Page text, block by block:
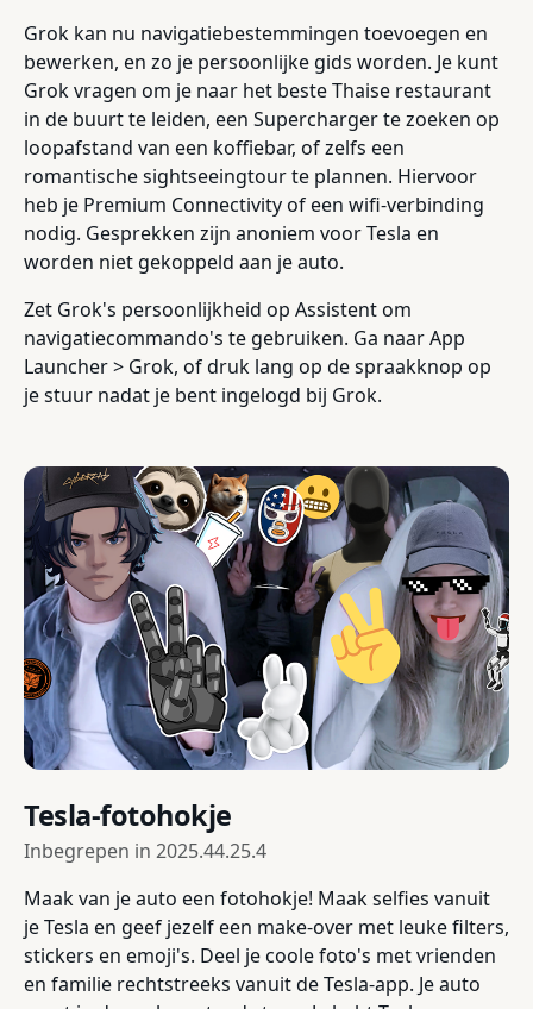
Grok kan nu navigatiebestemmingen toevoegen en
bewerken, en zo je persoonlijke gids worden. Je kunt
Grok vragen om je naar het beste Thaise restaurant
in de buurt te leiden, een Supercharger te zoeken op
loopafstand van een koffiebar, of zelfs een
romantische sightseeingtour te plannen. Hiervoor
heb je Premium Connectivity of een wifi-verbinding
nodig. Gesprekken zijn anoniem voor Tesla en
worden niet gekoppeld aan je auto.
Zet Grok's persoonlijkheid op Assistent om
navigatiecommando's te gebruiken. Ga naar App
Launcher > Grok, of druk lang op de spraakknop op
je stuur nadat je bent ingelogd bij Grok.
Tesla-fotohokje
Inbegrepen in 2025.44.25.4
Maak van je auto een fotohokje! Maak selfies vanuit
je Tesla en geef jezelf een make-over met leuke filters,
stickers en emoji's. Deel je coole foto's met vrienden
en familie rechtstreeks vanuit de Tesla-app. Je auto